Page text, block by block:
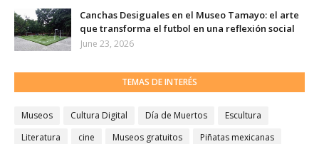
Canchas Desiguales en el Museo Tamayo: el arte
que transforma el futbol en una reflexión social
June 23, 2026
TEMAS DE INTERÉS
Museos Cultura Digital Día de Muertos
Escultura
Literatura
cine Museos gratuitos
Piñatas mexicanas